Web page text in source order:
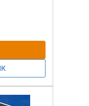
не
шест
шест.